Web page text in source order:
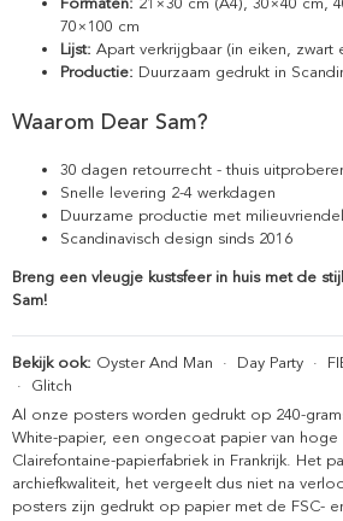
70×100 cm
Lijst: Apart verkrijgbaar (in eiken, zwart
Productie: Duurzaam gedrukt in
Waarom Dear Sam?
30 dagen retourrecht - thuis
Snelle levering 2-4 werkdagen
Duurzame productie met
Scandinavisch design sinds 2016
Breng een vleugje kustsfeer in huis met de
Sam!
Bekijk ook: Oyster And Man · Day Party ·
· Glitch
Al onze posters worden gedrukt op 240-
White-papier, een ongecoat papier van hoge
Clairefontaine-papierfabriek in Frankrijk. Het
archiefkwaliteit, het vergeelt dus niet na
posters zijn gedrukt op papier met de FSC-